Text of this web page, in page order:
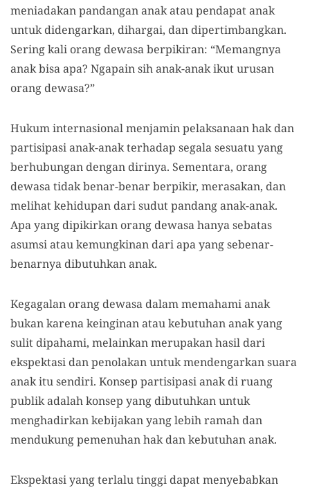
meniadakan pandangan anak atau pendapat anak
untuk didengarkan, dihargai, dan dipertimbangkan.
Sering kali orang dewasa berpikiran: “Memangnya
anak bisa apa? Ngapain sih anak-anak ikut urusan
orang dewasa?”
Hukum internasional menjamin pelaksanaan hak dan
partisipasi anak-anak terhadap segala sesuatu yang
berhubungan dengan dirinya. Sementara, orang
dewasa tidak benar-benar berpikir, merasakan, dan
melihat kehidupan dari sudut pandang anak-anak.
Apa yang dipikirkan orang dewasa hanya sebatas
asumsi atau kemungkinan dari apa yang sebenar-
benarnya dibutuhkan anak.
Kegagalan orang dewasa dalam memahami anak
bukan karena keinginan atau kebutuhan anak yang
sulit dipahami, melainkan merupakan hasil dari
ekspektasi dan penolakan untuk mendengarkan suara
anak itu sendiri. Konsep partisipasi anak di ruang
publik adalah konsep yang dibutuhkan untuk
menghadirkan kebijakan yang lebih ramah dan
mendukung pemenuhan hak dan kebutuhan anak.
Ekspektasi yang terlalu tinggi dapat menyebabkan